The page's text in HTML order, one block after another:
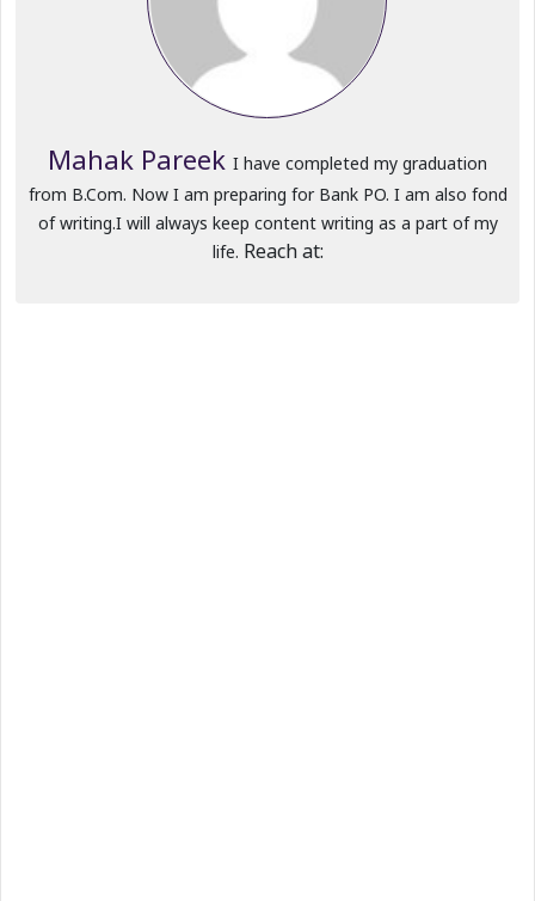
Mahak Pareek I have completed my graduation
from B.Com. Now I am preparing for Bank PO. I am also fond
of writing.I will always keep content writing as a part of my
life. Reach at: